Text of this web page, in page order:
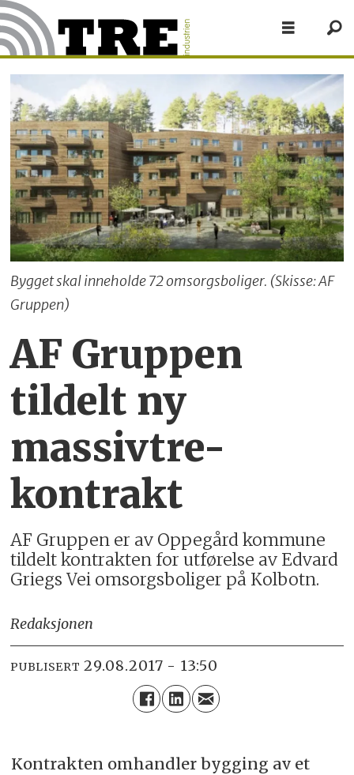
Bygget skal inneholde 72 omsorgsboliger. (Skisse: AF
Gruppen)
AF Gruppen
tildelt ny
massivtre-
kontrakt
AF Gruppen er av Oppegård kommune
tildelt kontrakten for utførelse av Edvard
Griegs Vei omsorgsboliger på Kolbotn.
Redaksjonen
PUBLISERT 29.08.2017 - 13:50
Kontrakten omhandler bygging av et